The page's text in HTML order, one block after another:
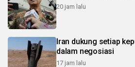
20 jam lalu
Iran dukung setiap
dalam negosiasi
17 jam lalu